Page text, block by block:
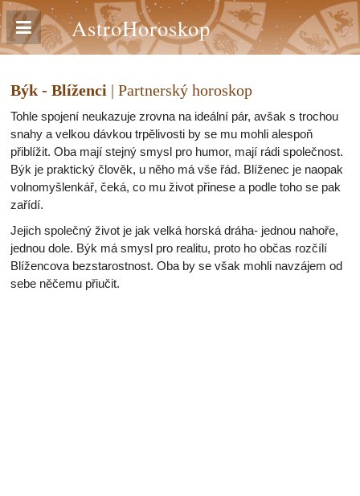
AstroHoroskop
Býk - Blíženci | Partnerský horoskop
Tohle spojení neukazuje zrovna na ideální pár, avšak s trochou
snahy a velkou dávkou trpělivosti by se mu mohli alespoň
přiblížit. Oba mají stejný smysl pro humor, mají rádi společnost.
Býk je praktický člověk, u něho má vše řád. Blíženec je naopak
volnomyšlenkář, čeká, co mu život přinese a podle toho se pak
zařídí.
Jejich společný život je jak velká horská dráha- jednou nahoře,
jednou dole. Býk má smysl pro realitu, proto ho občas rozčílí
Blížencova bezstarostnost. Oba by se však mohli navzájem od
sebe něčemu přiučit.